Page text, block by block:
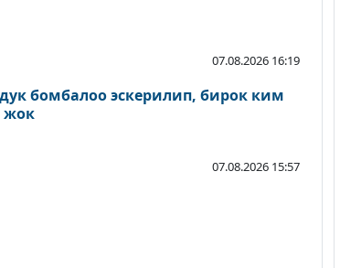
07.08.2026 16:19
бомбалоо эскерилип, бирок ким
жок
07.08.2026 15:57